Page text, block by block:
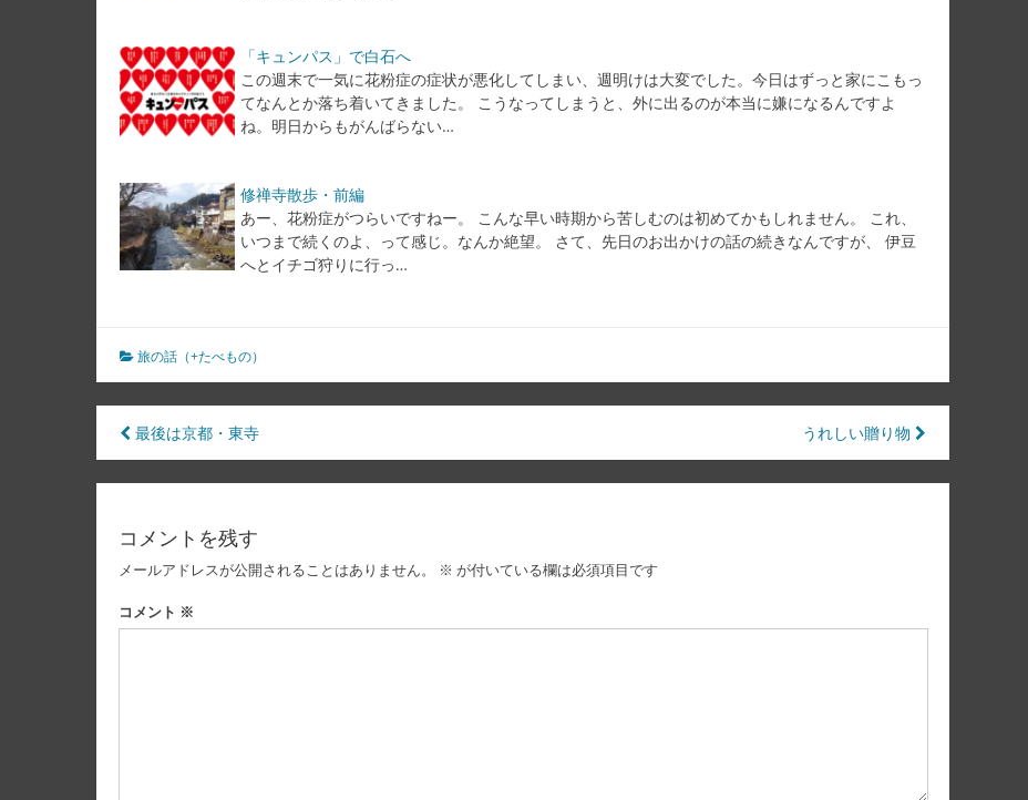
「キュンパス」で白石へ
この週末で一気に花粉症の症状が悪化してしまい、週明けは大変でした。今日はずっと家にこもっ
てなんとか落ち着いてきました。 こうなってしまうと、外に出るのが本当に嫌になるんですよ
ね。明日からもがんばらない…
修禅寺散歩・前編
あー、花粉症がつらいですねー。 こんな早い時期から苦しむのは初めてかもしれません。 これ、
いつまで続くのよ、って感じ。なんか絶望。 さて、先日のお出かけの話の続きなんですが、 伊豆
へとイチゴ狩りに行っ…
旅の話（+たべもの）
投
稿
ビ
ゲ
ー
最後は京都・東寺 うれしい贈り物
コメントを残す
メールアドレスが公開されることはありません。 ※ が付いている欄は必須項目です
コメント ※